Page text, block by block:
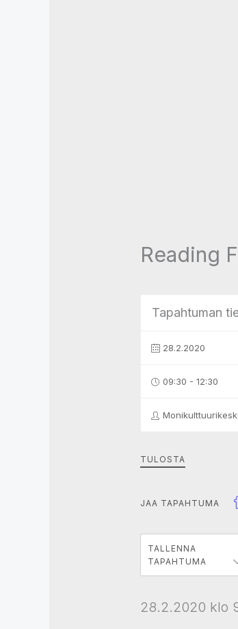
Reading
Tapahtuman
28.2.2020
09:30 - 12:30
TULOSTA
JAA TAPAHTUMA
TALLENNA
TAPAHTUMA
28.2.2020 klo